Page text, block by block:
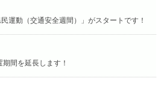
運動（交通安全週間）」がスタートです！
間を延長します！